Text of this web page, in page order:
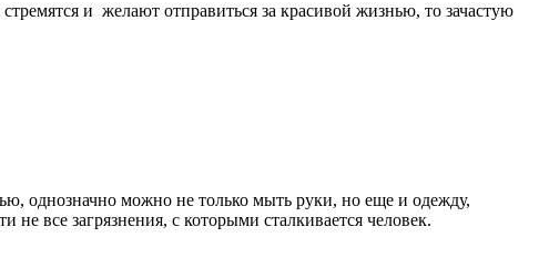
и желают отправиться за красивой жизнью, то зачастую
однозначно можно не только мыть руки, но еще и одежду,
все загрязнения, с которыми сталкивается человек.